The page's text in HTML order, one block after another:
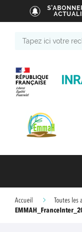
Accueil
Toutes